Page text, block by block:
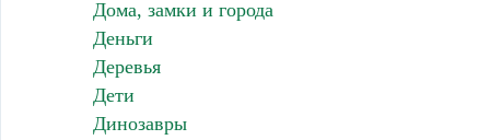
Дома, замки и города
Деньги
Деревья
Дети
Динозавры